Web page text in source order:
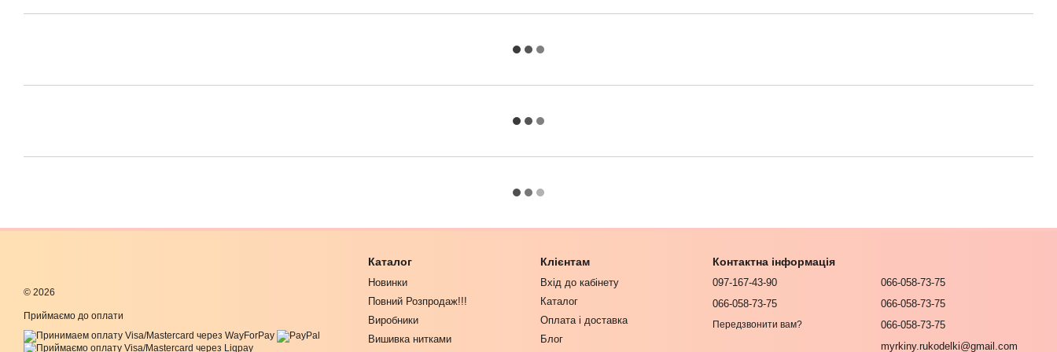
© 2026
Приймаємо до оплати
Каталог
Новинки
Повний Розпродаж!!!
Виробники
Вишивка нитками
Клієнтам
Вхід до кабінету
Каталог
Оплата і доставка
Блог
Контактна інформація
097-167-43-90
066-058-73-75
Передзвонити вам?
066-058-73-75
066-058-73-75
066-058-73-75
myrkiny.rukodelki@gmail.com